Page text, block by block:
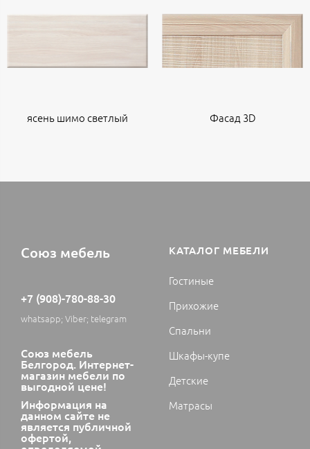
ясень шимо светлый Фасад 3D
Союз мебель
+7 (908)-780-88-30
whatsapp; Viber; telegram
Союз мебель
Белгород. Интернет-
магазин мебели по
выгодной цене!
Информация на
данном сайте не
является публичной
офертой,
КАТАЛОГ МЕБЕЛИ
Гостиные
Прихожие
Спальни
Шкафы-купе
Детские
Матрасы